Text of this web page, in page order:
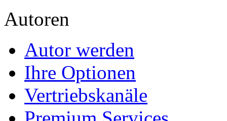
Autoren
Autor werden
Ihre Optionen
Vertriebskanäle